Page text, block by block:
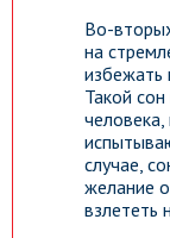
Во-
на
избежать
Такой
случае,
желание
взлететь